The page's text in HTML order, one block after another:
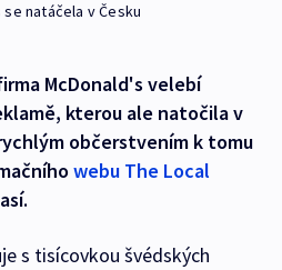
natáčela v Česku
McDonald's velebí
kterou ale natočila v
občerstvením k tomu
webu The Local
s tisícovkou švédských